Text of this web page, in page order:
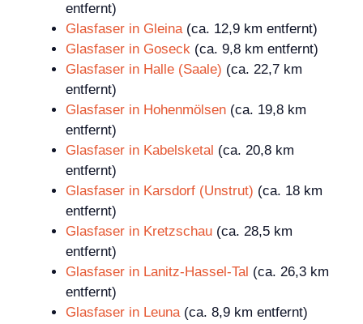
entfernt)
Glasfaser in Gleina(ca. 12,9 km entfernt)
Glasfaser in Goseck (ca. 9,8 km entfernt)
Glasfaser in Halle (Saale) (ca. 22,7 km
entfernt)
Glasfaser in Hohenmölsen (ca. 19,8 km
entfernt)
Glasfaser in Kabelsketal (ca. 20,8 km
entfernt)
Glasfaser in Karsdorf (Unstrut) (ca. 18 km
entfernt)
Glasfaser in Kretzschau (ca. 28,5 km
entfernt)
Glasfaser in Lanitz-Hassel-Tal (ca. 26,3 km
entfernt)
Glasfaser in Leuna(ca. 8,9 km entfernt)